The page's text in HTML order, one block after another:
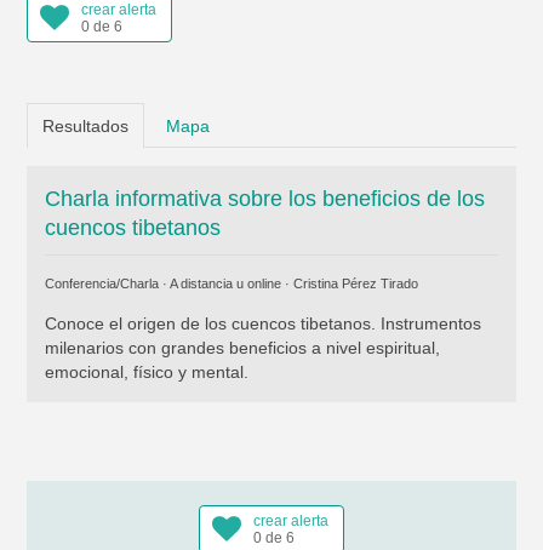
crear alerta
0 de 6
Resultados Mapa
Charla informativa sobre los beneficios de los
cuencos tibetanos
Conferencia/Charla · A distancia u online · Cristina Pérez Tirado
Conoce el origen de los cuencos tibetanos. Instrumentos
milenarios con grandes beneficios a nivel espiritual,
emocional, físico y mental.
crear alerta
0 de 6